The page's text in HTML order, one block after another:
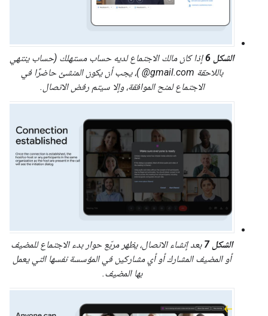
الشكل 6
إذا كان مالك الاجتماع لديه حساب مستهلك (حساب ينتهي
باللاحقة ‎ @gmail.com)، يجب أن يكون المنشئ حاضرًا في
الاجتماع لمنح الموافقة، وإلا سيتم رفض الاتصال.
الشكل 7
بعد إنشاء الاتصال، يظهر مربّع حوار بدء الاجتماع للمضيف
أو المضيف المشارك أو أي مشاركين في المؤسسة نفسها التي يعمل
بها المضيف.